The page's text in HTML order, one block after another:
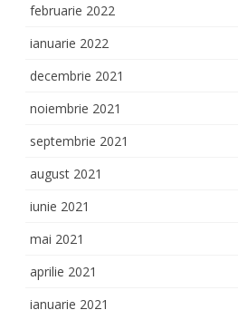
februarie 2022
ianuarie 2022
decembrie 2021
noiembrie 2021
septembrie 2021
august 2021
iunie 2021
mai 2021
aprilie 2021
ianuarie 2021